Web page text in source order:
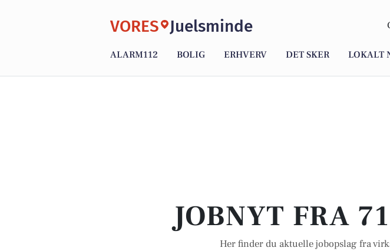
VORES Juelsminde
ALARM112 BOLIG ERHVERV DET SKER LOKALT
JOBNYT FRA
Her finder du aktuelle jobopslag fra